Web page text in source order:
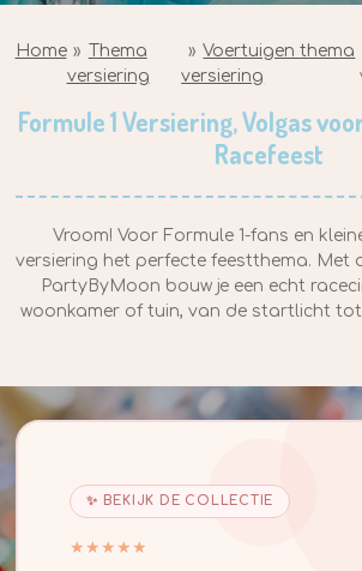
Home »
Thema
versiering
» Voertuigen thema
versiering
Formule 1 Versiering, Volgas
Racefeest
Vroom! Voor Formule 1-fans en
versiering het perfecte feestthema. Met
PartyByMoon bouw je een echt
woonkamer of tuin, van de startlicht
✨ BEKIJK DE COLLECTIE
★★★★★